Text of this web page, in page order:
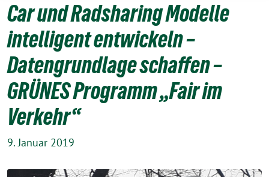
Car und Radsharing Modelle
intelligent entwickeln –
Datengrundlage schaffen –
GRÜNES Programm „Fair im
Verkehr“
9. Januar 2019